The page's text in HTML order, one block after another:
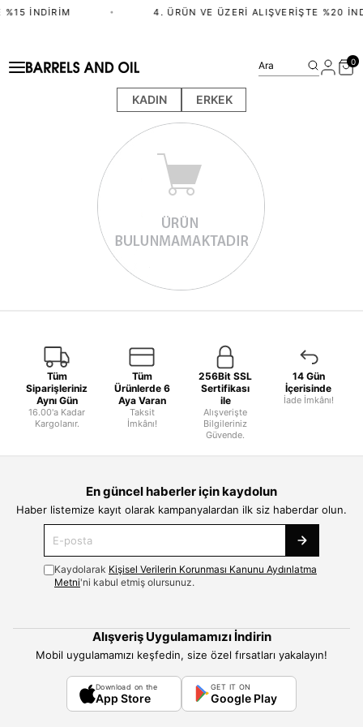
%15 İNDIRIM • 4. ÜRÜN VE ÜZERI ALIŞVERIŞTE %20
KADIN ERKEK
Ara 0
Tüm
Siparişleriniz
Aynı Gün
16.00'a Kadar
Kargolanır.
Tüm
Ürünlerde 6
Aya Varan
Taksit
İmkânı!
256Bit SSL
Sertifikası
ile
Alışverişte
Bilgileriniz
Güvende.
14 Gün
İçerisinde
İade İmkânı!
En güncel haberler için kaydolun
Haber listemize kayıt olarak kampanyalardan ilk siz haberdar olun.
Kaydolarak Kişisel Verilerin Korunması Kanunu Aydınlatma
Metni'ni kabul etmiş olursunuz.
Alışveriş Uygulamamızı İndirin
Mobil uygulamamızı keşfedin, size özel fırsatları yakalayın!
Download on the
App Store
GET IT ON
Google Play